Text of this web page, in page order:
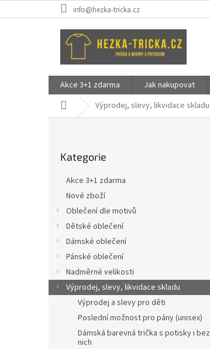
na
info@hezka-tricka.cz
Akce 3+1 zdarma Jak nakupovat
Domů Výprodej, slevy, likvidace skladu
e
l
kategorie
Kategorie
Akce 3+1 zdarma
Nové zboží
Oblečení dle motivů
Dětské oblečení
Dámské oblečení
Pánské oblečení
Nadměrné velikosti
Výprodej, slevy, likvidace skladu
Výprodej a slevy pro děti
Poslední možnost pro pány (unisex)
Dámská barevná trička s potisky i bez
nich